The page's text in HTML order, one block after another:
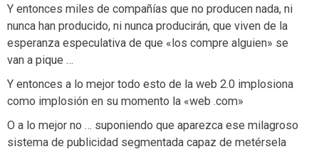
Y entonces miles de compañías que no producen nada, ni
nunca han producido, ni nunca producirán, que viven de la
esperanza especulativa de que «los compre alguien» se
van a pique …
Y entonces a lo mejor todo esto de la web 2.0 implosiona
como implosión en su momento la «web .com»
O a lo mejor no … suponiendo que aparezca ese milagroso
sistema de publicidad segmentada capaz de metérsela